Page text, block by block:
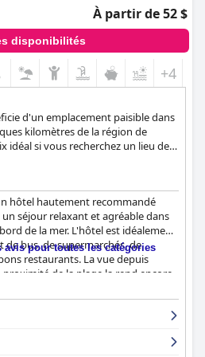
À partir de 52 $
disponibilités
+4
d'un emplacement paisible dans
kilomètres de la région de
idéal si vous recherchez un lieu de
chambres spacieuses et
sur la piscine bleue et les
de fond.
hôtel hautement recommandé
séjour relaxant et agréable dans
de la mer. L'hôtel est idéalement
bus, de supermarchés, de
restaurants. La vue depuis
de la plage la rend encore
et dispose d'une belle
ce qui en fait un lieu paisible et
déguster un délicieux petit
est varié et comprend des produits
sympathique, aimable et toujours
avis pour toutes les catégories